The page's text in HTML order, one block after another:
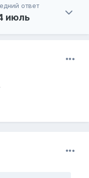
ответ
июль